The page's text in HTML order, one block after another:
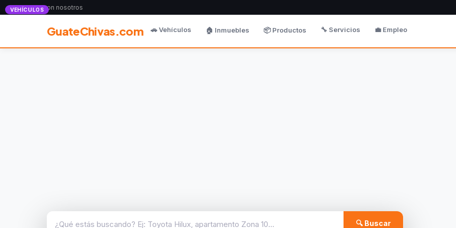
Anunciate con nosotros
GuateChivas.com 🚗 Vehículos 🏠 Inmuebles 📦 Productos 🔧 Servicios 💼 Empleo
🔍 Buscar
VEHÍCULOS